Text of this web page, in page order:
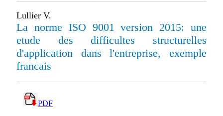
Lullier V.
La norme ISO 9001 version 2015: une
etude des difficultes structurelles
d'application dans l'entreprise, exemple
francais
PDF